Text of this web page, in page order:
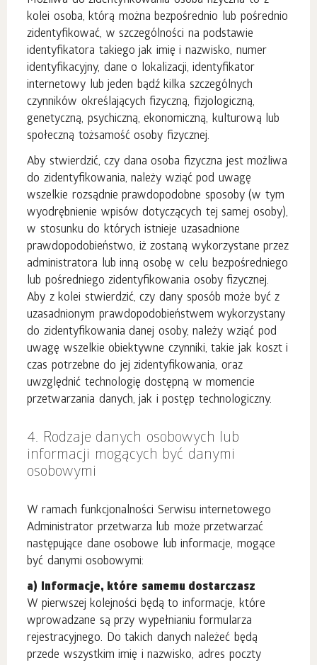
kolei osoba, którą można bezpośrednio lub pośrednio
zidentyfikować, w szczególności na podstawie
identyfikatora takiego jak imię i nazwisko, numer
identyfikacyjny, dane o lokalizacji, identyfikator
internetowy lub jeden bądź kilka szczególnych
czynników określających fizyczną, fizjologiczną,
genetyczną, psychiczną, ekonomiczną, kulturową lub
społeczną tożsamość osoby fizycznej.
Aby stwierdzić, czy dana osoba fizyczna jest możliwa
do zidentyfikowania, należy wziąć pod uwagę
wszelkie rozsądnie prawdopodobne sposoby (w tym
wyodrębnienie wpisów dotyczących tej samej osoby),
w stosunku do których istnieje uzasadnione
prawdopodobieństwo, iż zostaną wykorzystane przez
administratora lub inną osobę w celu bezpośredniego
lub pośredniego zidentyfikowania osoby fizycznej.
Aby z kolei stwierdzić, czy dany sposób może być z
uzasadnionym prawdopodobieństwem wykorzystany
do zidentyfikowania danej osoby, należy wziąć pod
uwagę wszelkie obiektywne czynniki, takie jak koszt i
czas potrzebne do jej zidentyfikowania, oraz
uwzględnić technologię dostępną w momencie
przetwarzania danych, jak i postęp technologiczny.
4. Rodzaje danych osobowych lub
informacji mogących być danymi
osobowymi
W ramach funkcjonalności Serwisu internetowego
Administrator przetwarza lub może przetwarzać
następujące dane osobowe lub informacje, mogące
być danymi osobowymi:
a) Informacje, które samemu dostarczasz
W pierwszej kolejności będą to informacje, które
wprowadzane są przy wypełnianiu formularza
rejestracyjnego. Do takich danych należeć będą
przede wszystkim imię i nazwisko, adres poczty